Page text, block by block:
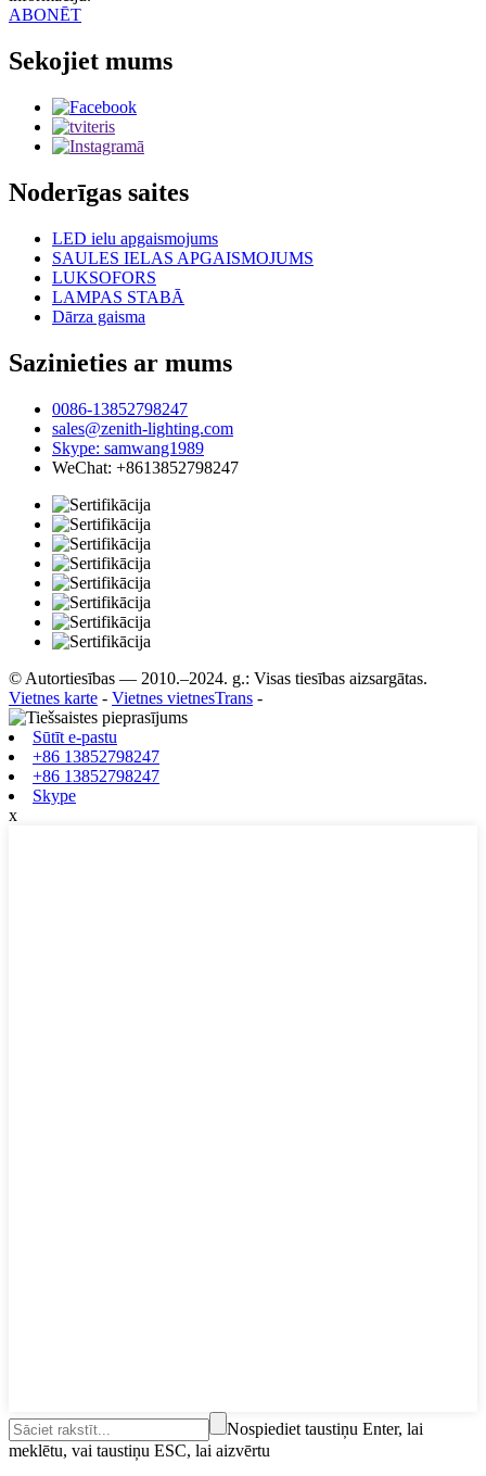
ABONĒT
Sekojiet mums
Noderīgas saites
LED ielu apgaismojums
SAULES IELAS APGAISMOJUMS
LUKSOFORS
LAMPAS STABĀ
Dārza gaisma
Sazinieties ar mums
0086-13852798247
sales@zenith-lighting.com
Skype: samwang1989
WeChat: +8613852798247
© Autortiesības — 2010.–2024. g.: Visas tiesības aizsargātas.
Vietnes karte - Vietnes vietnesTrans -
Sūtīt e-pastu
+86 13852798247
+86 13852798247
Skype
x
Nospiediet taustiņu Enter, lai
meklētu, vai taustiņu ESC, lai aizvērtu